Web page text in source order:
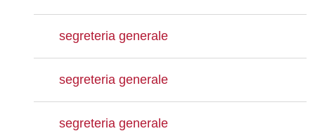
segreteria generale
segreteria generale
segreteria generale